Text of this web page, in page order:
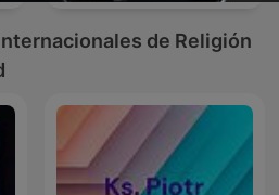
de Religión